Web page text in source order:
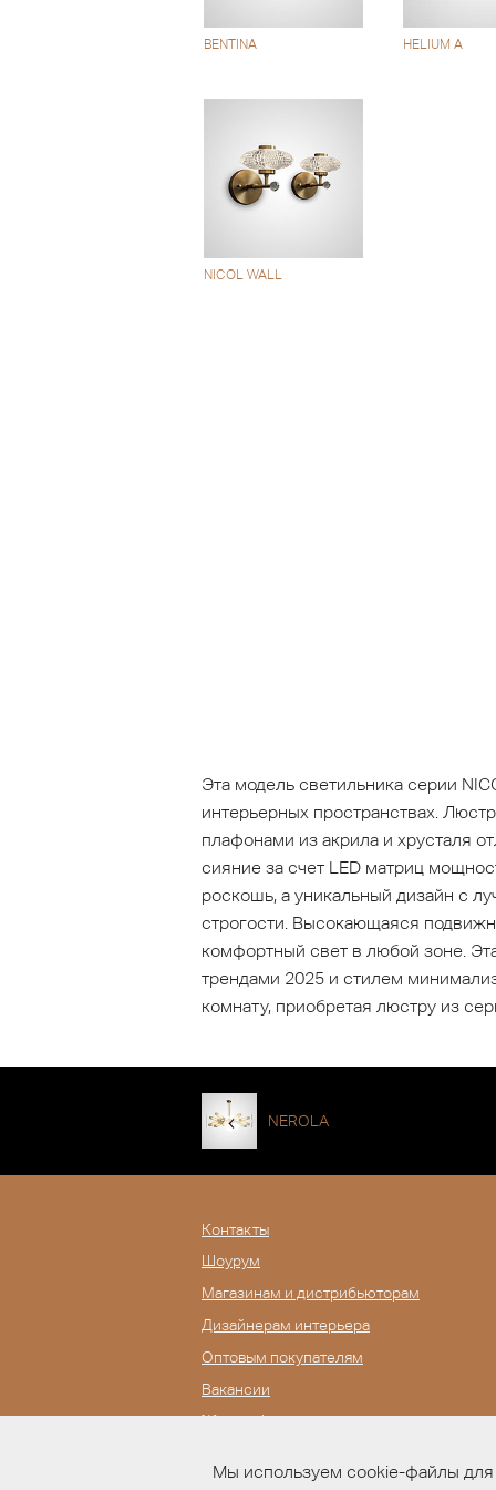
Мы используем cookie-файлы для
BENTINA HELIUM A
NICOL WALL
Эта модель светильника серии
интерьерных пространствах.
плафонами из акрила и хрусталя
сияние за счет LED матриц
роскошь, а уникальный дизайн с
строгости. Высокающаяся
комфортный свет в любой зоне.
трендами 2025 и стилем
комнату, приобретая люстру из
NEROLA
Контакты
Шоурум
Магазинам и дистрибьюторам
Дизайнерам интерьера
Оптовым покупателям
Вакансии
Журнал Lampatron